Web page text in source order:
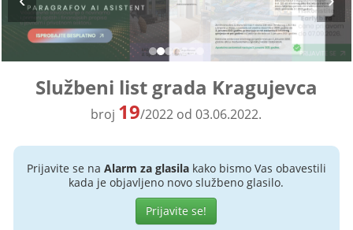
Službeni list grada Kragujevca
broj 19/2022 od 03.06.2022.
Prijavite se na Alarm za glasilakako bismo Vas obavestili
kada je objavljeno novo službeno glasilo.
Prijavite se!